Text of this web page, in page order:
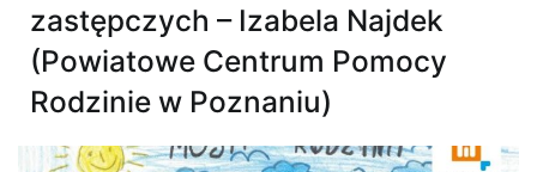
zastępczych – Izabela Najdek
(Powiatowe Centrum Pomocy
Rodzinie w Poznaniu)